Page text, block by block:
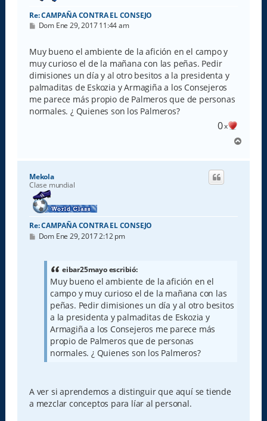
Re: CAMPAÑA CONTRA EL CONSEJO
M
s
a
j
e
Dom Ene 29, 2017 11:44 am
Muy bueno el ambiente de la afición en el campo y
muy curioso el de la mañana con las peñas. Pedir
dimisiones un día y al otro besitos a la presidenta y
palmaditas de Eskozia y Armagiña a los Consejeros
me parece más propio de Palmeros que de personas
normales. ¿ Quienes son los Palmeros?
0x
r
Mekola
Clase mundial
Re: CAMPAÑA CONTRA EL CONSEJO
M
Dom Ene 29, 2017 2:12 pm
eibar25mayo escribió:
Muy bueno el ambiente de la afición en el
campo y muy curioso el de la mañana con las
peñas. Pedir dimisiones un día y al otro besitos
a la presidenta y palmaditas de Eskozia y
Armagiña a los Consejeros me parece más
propio de Palmeros que de personas
normales. ¿ Quienes son los Palmeros?
A ver si aprendemos a distinguir que aquí se tiende
a mezclar conceptos para líar al personal.